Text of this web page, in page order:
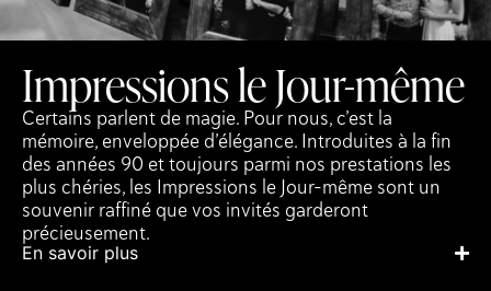
Impressions le Jour-même
Certains parlent de magie. Pour nous, c’est la
mémoire, enveloppée d’élégance. Introduites à la fin
des années 90 et toujours parmi nos prestations les
plus chéries, les Impressions le Jour-même sont un
souvenir raffiné que vos invités garderont
précieusement.
En savoir plus